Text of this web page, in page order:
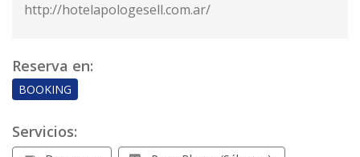
http://hotelapologesell.com.ar/
Reserva en:
BOOKING
Servicios: